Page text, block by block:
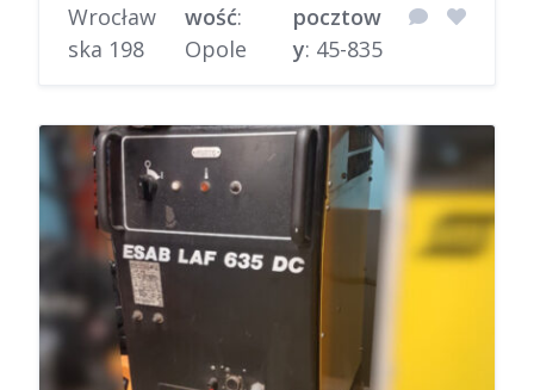
Wrocław
ska 198
wość:
Opole
pocztow
y: 45-835